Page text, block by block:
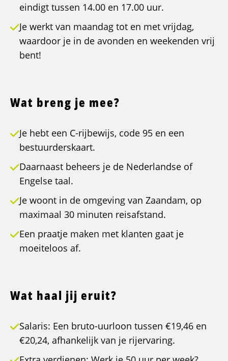
eindigt tussen 14.00 en 17.00 uur.
Je werkt van maandag tot en met vrijdag,
waardoor je in de avonden en weekenden vrij
bent!
Wat breng je mee?
Je hebt een C-rijbewijs, code 95 en een
bestuurderskaart.
Daarnaast beheers je de Nederlandse of
Engelse taal.
Je woont in de omgeving van Zaandam, op
maximaal 30 minuten reisafstand.
Een praatje maken met klanten gaat je
moeiteloos af.
Wat haal jij eruit?
Salaris: Een bruto-uurloon tussen €19,46 en
€20,24, afhankelijk van je rijervaring.